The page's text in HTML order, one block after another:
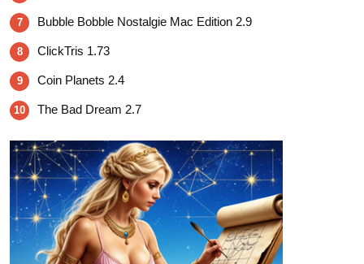
7 Bubble Bobble Nostalgie Mac Edition 2.9
8 ClickTris 1.73
9 Coin Planets 2.4
10 The Bad Dream 2.7